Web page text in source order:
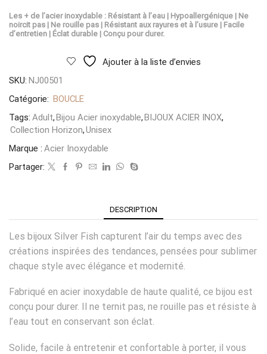
Les + de l’acier inoxydable : Résistant à l’eau | Hypoallergénique | Ne
noircit pas | Ne rouille pas | Résistant aux rayures et à l’usure | Facile
d’entretien | Éclat durable | Conçu pour durer.
Ajouter à la liste d’envies
SKU: NJ00501
Catégorie: BOUCLE
Tags: Adult,Bijou Acier inoxydable,BIJOUX ACIER INOX,
Collection Horizon,Unisex
Marque : Acier Inoxydable
Partager:
DESCRIPTION
Les bijoux Silver Fish capturent l’air du temps avec des
créations inspirées des tendances, pensées pour sublimer
chaque style avec élégance et modernité.
Fabriqué en acier inoxydable de haute qualité, ce bijou est
conçu pour durer. Il ne ternit pas, ne rouille pas et résiste à
l’eau tout en conservant son éclat.
Solide, facile à entretenir et confortable à porter, il vous